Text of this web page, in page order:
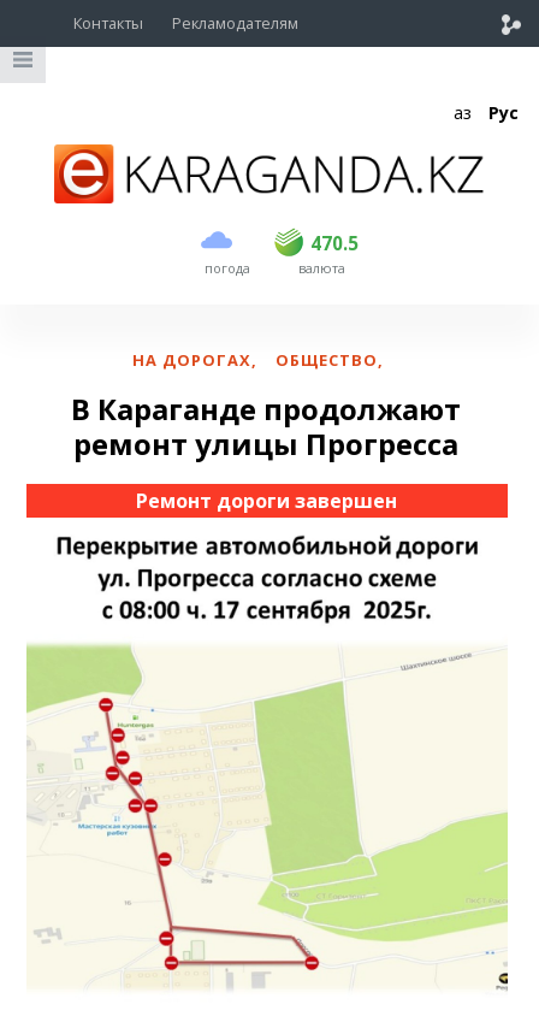
Контакты Рекламодателям
Қаз Рус
погода
470.5
USD 469 470.5
EUR валюта
НА ДОРОГАХ, ОБЩЕСТВО,
В Караганде продолжают
ремонт улицы Прогресса
Ремонт дороги завершен